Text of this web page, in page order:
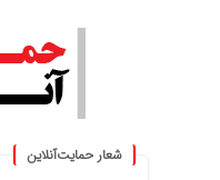
شعار حمایت‌آنلاین